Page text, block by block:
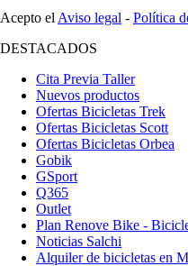
Acepto el Aviso legal - Política
DESTACADOS
Cita Previa Taller
Nuevos productos
Ofertas Bicicletas Trek
Ofertas Bicicletas Scott
Ofertas Bicicletas Orbea
Gobik
GSport
Q365
Outlet
Plan Renove Bike -
Noticias Salchi
Alquiler de bicicletas en